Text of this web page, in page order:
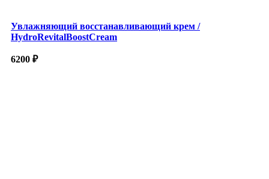
Увлажняющий восстанавливающий крем /
HydroRevitalBoostCream
6200 ₽